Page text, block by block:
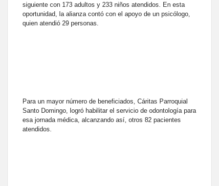
siguiente con 173 adultos y 233 niños atendidos. En esta
oportunidad, la alianza contó con el apoyo de un psicólogo,
quien atendió 29 personas.
Para un mayor número de beneficiados, Cáritas Parroquial
Santo Domingo, logró habilitar el servicio de odontología para
esa jornada médica, alcanzando así, otros 82 pacientes
atendidos.